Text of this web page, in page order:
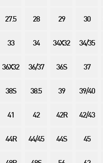
27.5 28 29 30
33 34 34X32 34/35
36X32 36/37 36S 37
38S 38.5 39 39/40
41 42 42R 42/43
44R 44/45 44S 45